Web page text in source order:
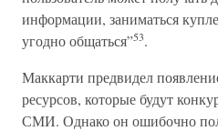
информации, заниматься
угодно общаться”53.
Маккарти предвидел
ресурсов, которые будут
СМИ. Однако он ошибочно